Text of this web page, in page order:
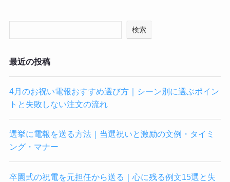
検索
最近の投稿
4月のお祝い電報おすすめ選び方｜シーン別に選ぶポイン
トと失敗しない注文の流れ
選挙に電報を送る方法｜当選祝いと激励の文例・タイミ
ング・マナー
卒園式の祝電を元担任から送る｜心に残る例文15選と失